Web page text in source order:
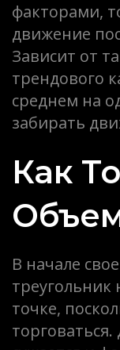
факторами,
движение
Зависит от
трендового
среднем на
забирать
Как
В начале
точке,